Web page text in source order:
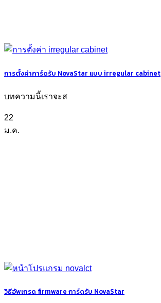
การตั้งค่าการ์ดรับ NovaStar แบบ irregular cabinet
บทความนี้เราจะส
22
ม.ค.
วิธีอัพเกรด firmware การ์ดรับ NovaStar